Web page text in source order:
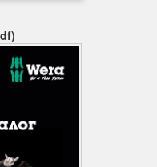
того, тріскачки з тонким
шестигранником
просторі.
навантаженням.